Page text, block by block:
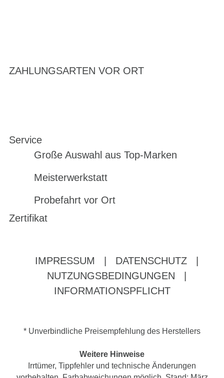
ZAHLUNGSARTEN VOR ORT
Service
Große Auswahl aus Top-Marken
Meisterwerkstatt
Probefahrt vor Ort
Zertifikat
IMPRESSUM DATENSCHUTZ
NUTZUNGSBEDINGUNGEN
INFORMATIONSPFLICHT
* Unverbindliche Preisempfehlung des Herstellers
Weitere Hinweise
Irrtümer, Tippfehler und technische Änderungen